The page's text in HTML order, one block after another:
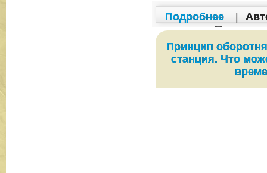
Подробнее |
Принцип
станция. Что